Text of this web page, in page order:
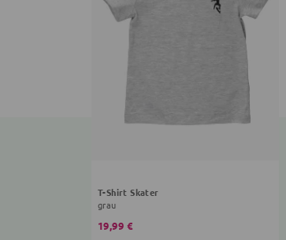
T-Shirt Skater
grau
19,99 €